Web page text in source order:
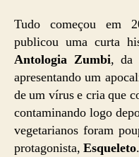
Tudo começou em
publicou uma curta
Antologia Zumbi, da
apresentando um
de um vírus e cria que
contaminando logo
vegetarianos foram
protagonista, Esqueleto.